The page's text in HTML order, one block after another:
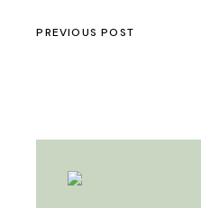
PREVIOUS POST